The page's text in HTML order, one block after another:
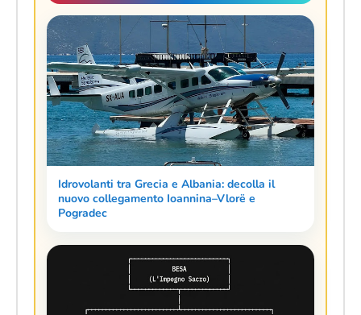
Idrovolanti tra Grecia e Albania: decolla il
nuovo collegamento Ioannina–Vlorë e
Pogradec